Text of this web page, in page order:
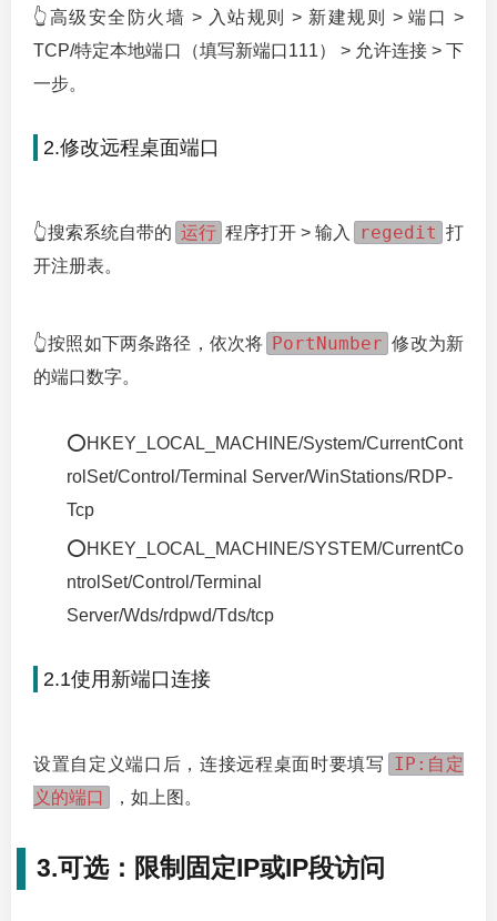
👆高级安全防火墙 > 入站规则 > 新建规则 > 端口 >
TCP/特定本地端口（填写新端口111） > 允许连接 > 下
一步。
2.修改远程桌面端口
👆搜索系统自带的 运行 程序打开 > 输入 regedit 打
开注册表。
👆按照如下两条路径，依次将 PortNumber 修改为新
的端口数字。
⭕HKEY_LOCAL_MACHINE/System/CurrentCont
rolSet/Control/Terminal Server/WinStations/RDP-
Tcp
⭕HKEY_LOCAL_MACHINE/SYSTEM/CurrentCo
ntrolSet/Control/Terminal
Server/Wds/rdpwd/Tds/tcp
2.1使用新端口连接
设置自定义端口后，连接远程桌面时要填写
IP:自定
义的端口
，如上图。
3.可选：限制固定IP或IP段访问